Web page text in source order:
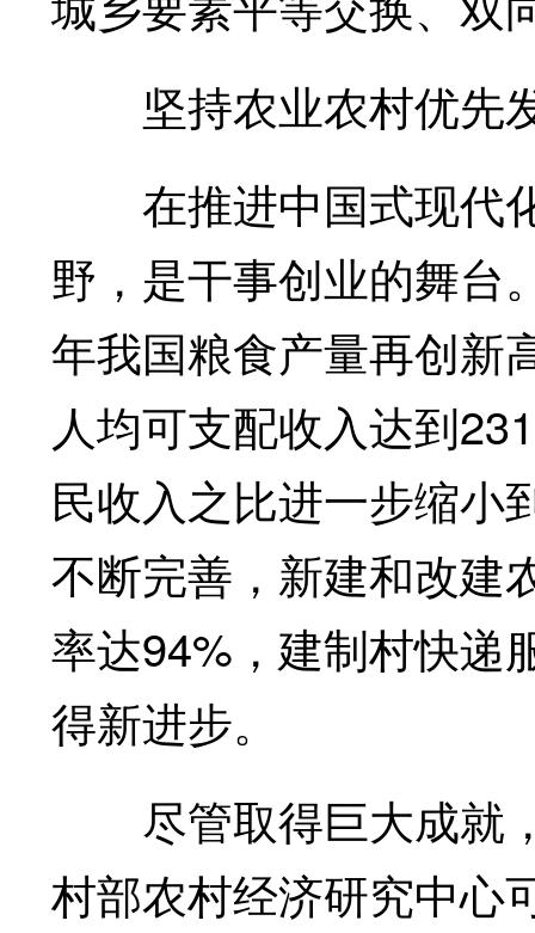
坚持农业农村优先
在推进中国式现代
野，是干事创业的舞台
年我国粮食产量再创新
人均可支配收入达到
民收入之比进一步缩小
不断完善，新建和改建
率达94%，建制村快递
得新进步。
尽管取得巨大成就
村部农村经济研究中心